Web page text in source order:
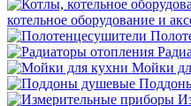
котельное оборудование и
Мойки